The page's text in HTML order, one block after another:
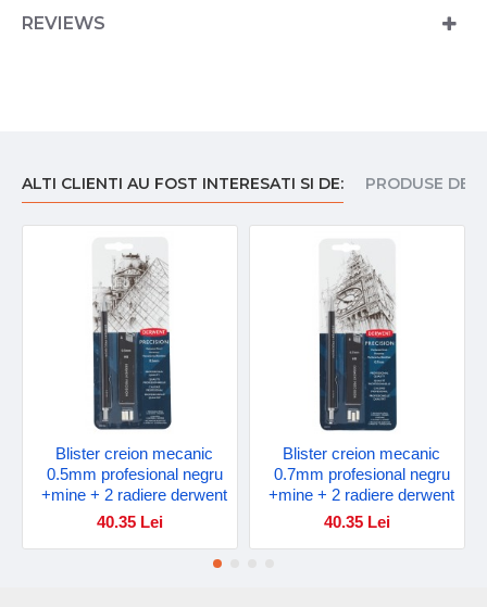
REVIEWS
ALTI CLIENTI AU FOST INTERESATI SI DE: PRODUSE DE
Blister creion mecanic
0.5mm profesional negru
+mine + 2 radiere derwent
40.35 Lei
Blister creion mecanic
0.7mm profesional negru
+mine + 2 radiere derwent
40.35 Lei